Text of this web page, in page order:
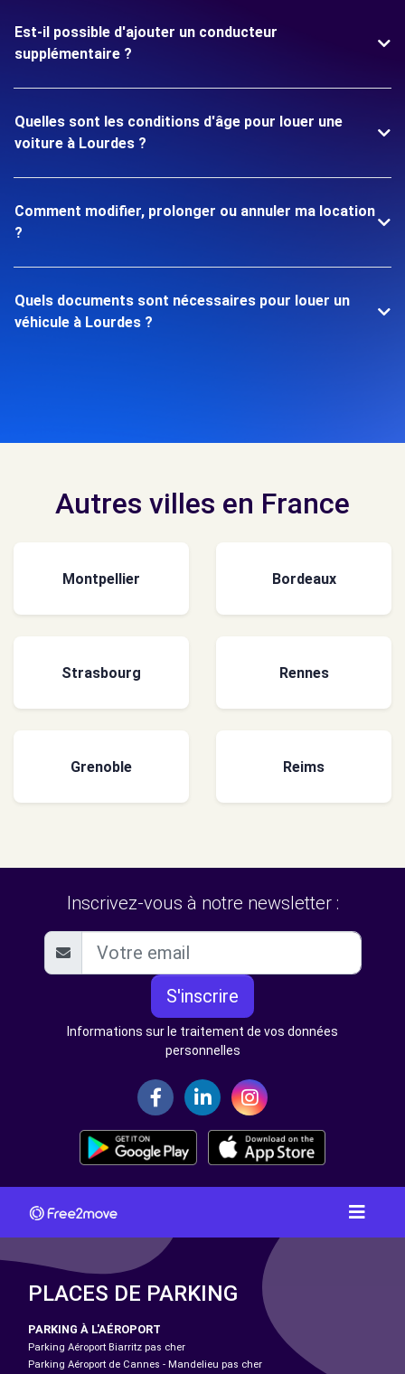
Est-il possible d'ajouter un conducteur
supplémentaire ?
Quelles sont les conditions d'âge pour louer une
voiture à Lourdes ?
Comment modifier, prolonger ou annuler ma location
?
Quels documents sont nécessaires pour louer un
véhicule à Lourdes ?
Autres villes en France
Montpellier Bordeaux
Strasbourg Rennes
Grenoble Reims
Inscrivez-vous à notre newsletter :
S'inscrire
Informations sur le traitement de vos données
personnelles
PLACES DE PARKING
PARKING À L'AÉROPORT
Parking Aéroport Biarritz pas cher
Parking Aéroport de Cannes - Mandelieu pas cher